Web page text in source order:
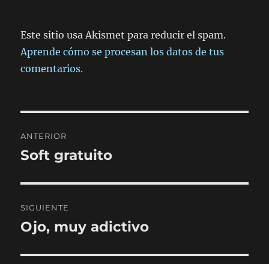
Este sitio usa Akismet para reducir el spam.
Aprende cómo se procesan los datos de tus
comentarios.
de
ANTERIOR
Entrada
Soft gratuito
SIGUIENTE
Entrada
Ojo, muy adictivo